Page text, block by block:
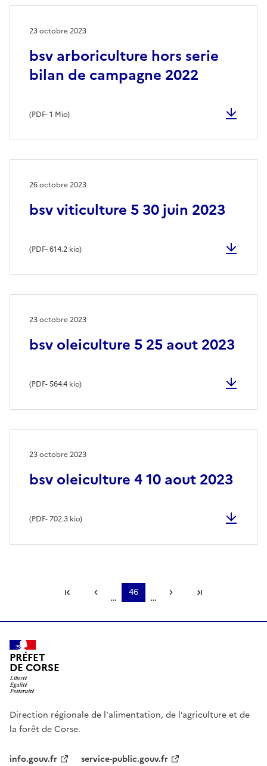
bsv arboriculture hors serie
bilan de campagne 2022
23 octobre 2023
(PDF- 1 Mio)
bsv viticulture 5 30 juin 2023
26 octobre 2023
(PDF- 614.2 kio)
bsv oleiculture 5 25 aout 2023
23 octobre 2023
(PDF- 564.4 kio)
bsv oleiculture 4 10 aout 2023
23 octobre 2023
(PDF- 702.3 kio)
Première pagePage précédente
… 46 … Page suivante
PRÉFET
DE CORSE
Direction régionale de l'alimentation, de l’agriculture et de
la forêt de Corse.
info.gouv.fr service-public.gouv.fr